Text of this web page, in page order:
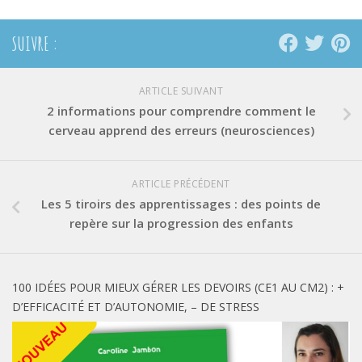
SUIVRE :
ARTICLE SUIVANT
2 informations pour comprendre comment le
cerveau apprend des erreurs (neurosciences)
ARTICLE PRÉCÉDENT
Les 5 tiroirs des apprentissages : des points de
repère sur la progression des enfants
100 IDÉES POUR MIEUX GÉRER LES DEVOIRS (CE1 AU CM2) : +
D’EFFICACITÉ ET D’AUTONOMIE, – DE STRESS